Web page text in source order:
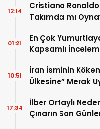
Cristiano
Takımda mı
12:14
En Çok
Kapsamlı
01:21
İran İsminin
Ülkesine” Merak
10:51
İlber Ortaylı
Çınarın Son
17:34